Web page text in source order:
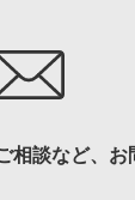
相談など、お